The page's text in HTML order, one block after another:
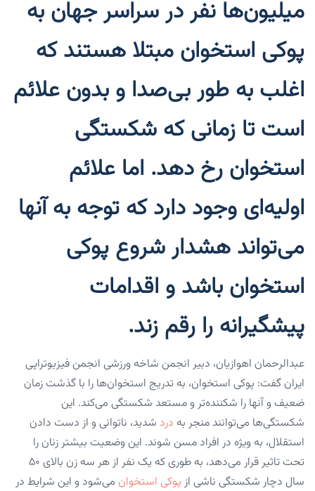
میلیون‌ها نفر در سراسر جهان به
پوکی استخوان مبتلا هستند که
اغلب به طور بی‌صدا و بدون علائم
است تا زمانی که شکستگی
استخوان رخ دهد. اما علائم
اولیه‌ای وجود دارد که توجه به آنها
می‌تواند هشدار شروع پوکی
استخوان باشد و اقدامات
پیشگیرانه را رقم زند.
عبدالرحمان اهوازیان، دبیر انجمن شاخه ورزشی انجمن فیزیوتراپی
ایران گفت: پوکی استخوان، به تدریج استخوان‌ها را با گذشت زمان
ضعیف و آنها را شکننده‌تر و مستعد شکستگی می‌کند. این
شکستگی‌ها می‌توانند منجر به درد شدید، ناتوانی و از دست دادن
استقلال، به ویژه در افراد مسن شوند. این وضعیت بیشتر زنان را
تحت تاثیر قرار می‌دهد، به طوری که یک نفر از هر سه زن بالای ۵۰
سال دچار شکستگی ناشی از پوکی استخوان می‌شود و این شرایط در